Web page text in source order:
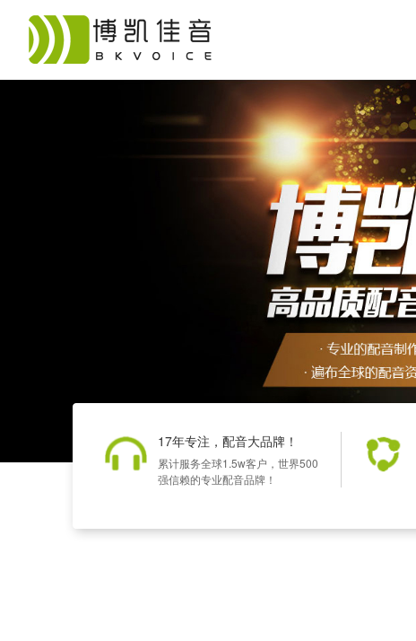
17年专注，配音大品牌！
累计服务全球1.5w客户，世界500
强信赖的专业配音品牌！